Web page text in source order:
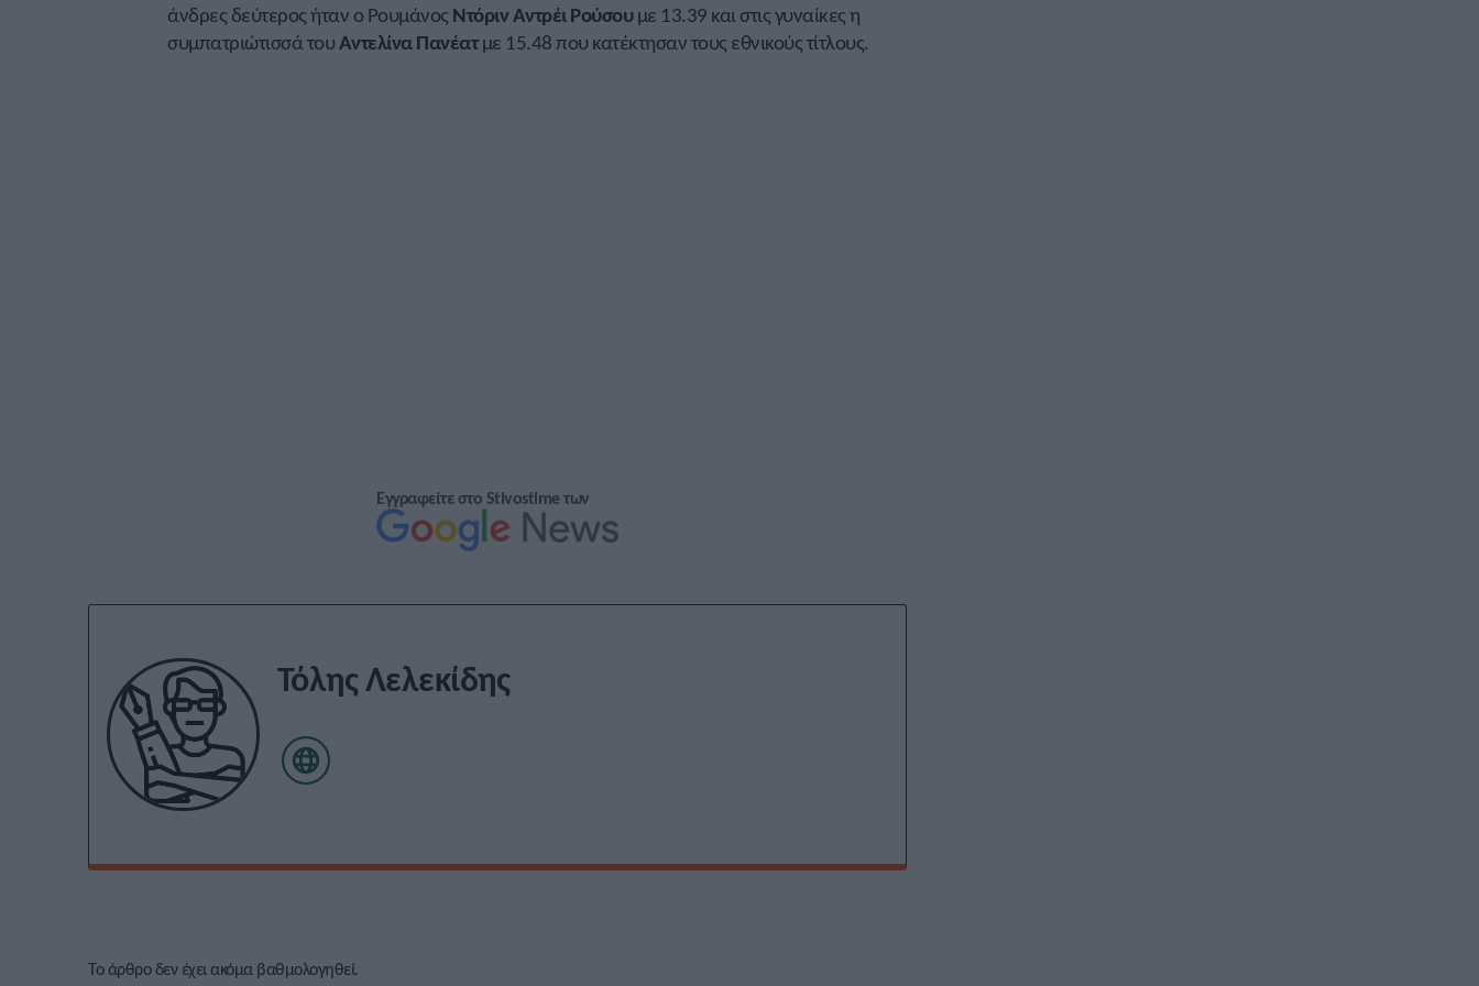
άνδρες δεύτερος ήταν ο Ρουμάνος Ντόριν Αντρέι Ρούσουμε 13.39 και στις γυναίκες η
συμπατριώτισσά τουΑντελίνα Πανέατμε 15.48 που κατέκτησαν τους εθνικούς τίτλους.
Εγγραφείτε στο Stivostime των
Τόλης Λελεκίδης
Το άρθρο δεν έχει ακόμα βαθμολογηθεί.